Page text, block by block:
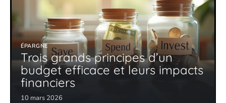
ÉPARGNE
Trois grands principes d’un
budget efficace et leurs impacts
financiers
10 mars 2026